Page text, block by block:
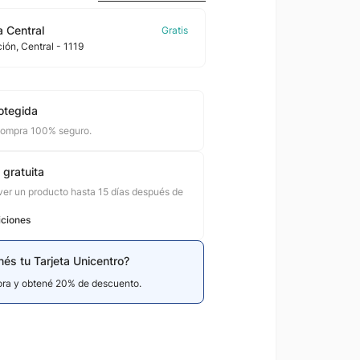
Central
, Central - 1119
100% seguro.
gratuita
un producto hasta 15 días después de
tu Tarjeta Unicentro?
y obtené 20% de descuento.